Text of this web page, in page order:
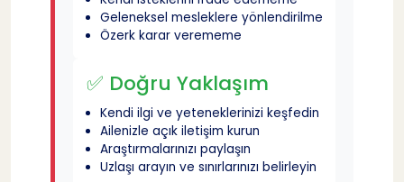
Geleneksel mesleklere yönlendirilme
Özerk karar verememe
✅ Doğru Yaklaşım
Kendi ilgi ve yeteneklerinizi keşfedin
Ailenizle açık iletişim kurun
Araştırmalarınızı paylaşın
Uzlaşı arayın ve sınırlarınızı belirleyin